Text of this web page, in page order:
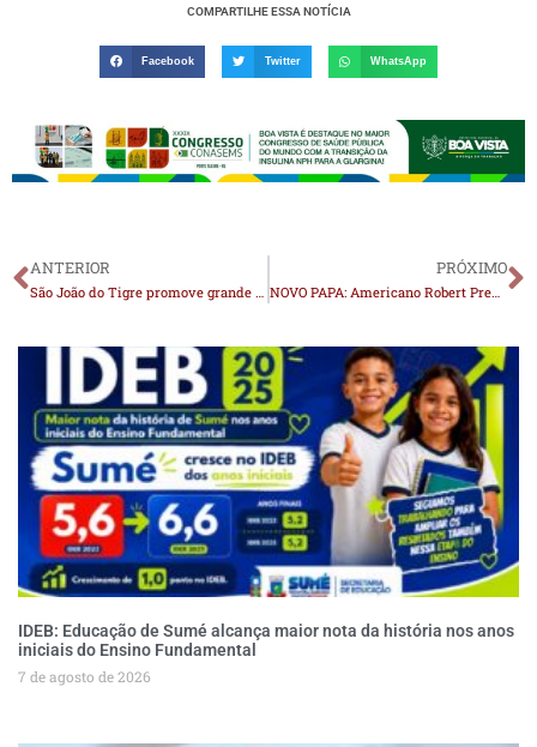
COMPARTILHE ESSA NOTÍCIA
Facebook Twitter WhatsApp
ANTERIOR
São João do Tigre promove grande evento em homenagem ao Dia das Mães nesta sexta-feira (09)
PRÓXIMO
NOVO PAPA: Americano Robert Prevost é anunciado como novo papa
IDEB: Educação de Sumé alcança maior nota da história nos anos
iniciais do Ensino Fundamental
7 de agosto de 2026